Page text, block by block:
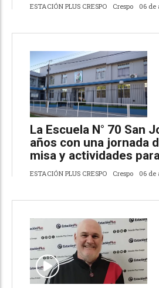
ESTACIÓN PLUS CRESPO Crespo 06 de
La Escuela N° 70 San
años con una jornada
misa y actividades
ESTACIÓN PLUS CRESPO Crespo 06 de